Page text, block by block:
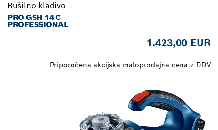
Rušilno kladivo
PRO GSH 14 C
PROFESSIONAL
1.423,00 EUR
Priporočena akcijska maloprodajna cena z DDV